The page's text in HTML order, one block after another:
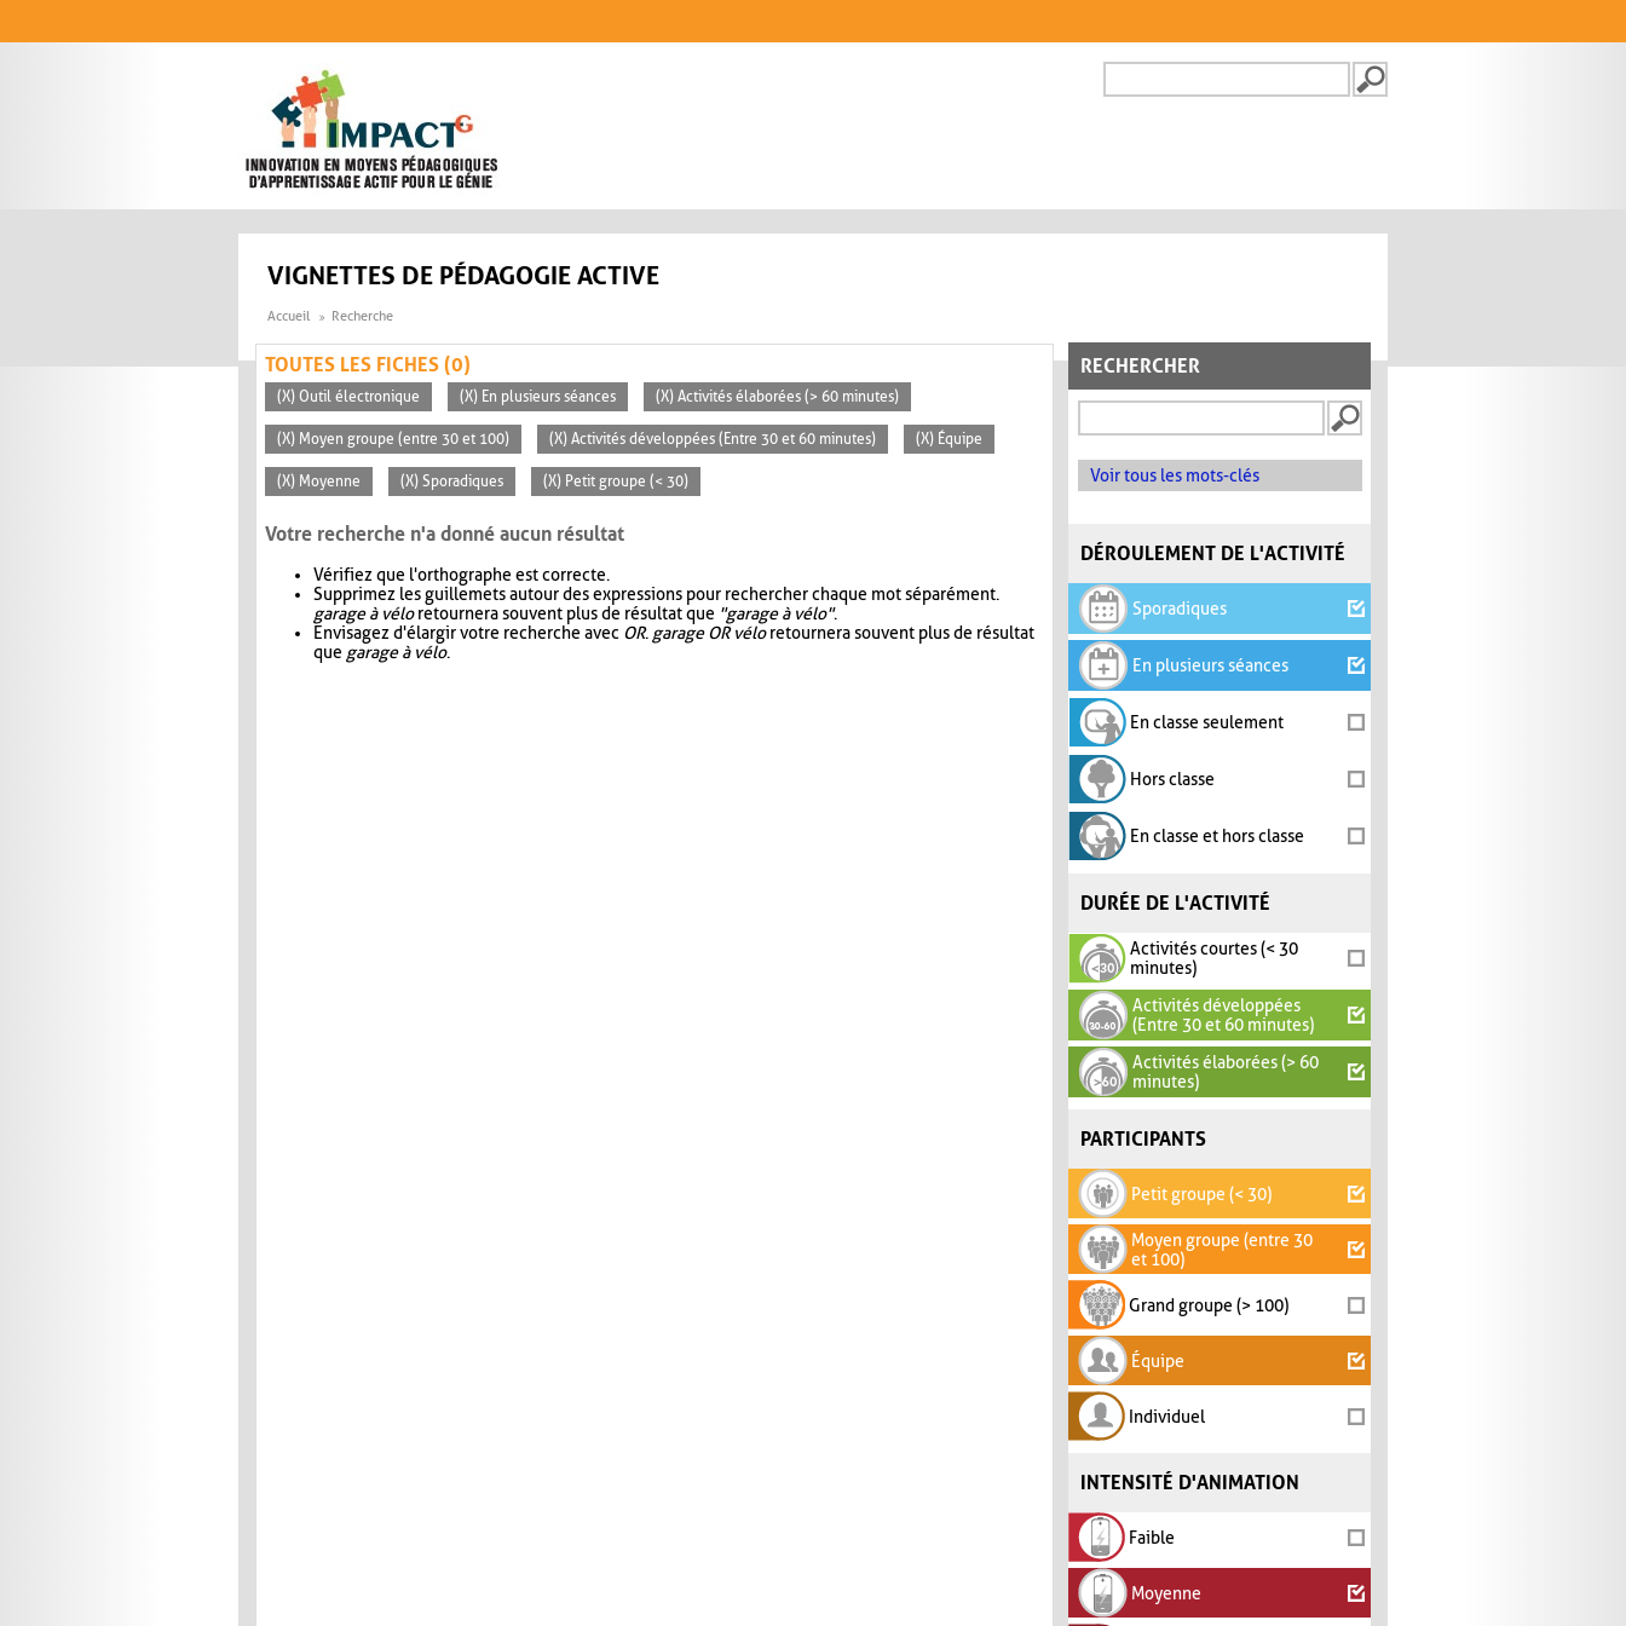
FORMULAIRE DE
VIGNETTES DE PÉDAGOGIE ACTIVE
Accueil Recherche
RECHERCHER
Voir tous les mots-clés
DÉROULEMENT DE L'ACTIVITÉ
Sporadiques
En plusieurs séances
En classe seulement
Hors classe
En classe et hors classe
DURÉE DE L'ACTIVITÉ
Activités courtes (< 30
minutes)
Activités développées
(Entre 30 et 60 minutes)
Activités élaborées (> 60
minutes)
PARTICIPANTS
Petit groupe (< 30)
Moyen groupe (entre 30
et 100)
Grand groupe (> 100)
Équipe
Individuel
INTENSITÉ D'ANIMATION
Faible
Moyenne
TOUTES LES FICHES (0)
(X) Outil électronique (X) En plusieurs séances (X) Activités élaborées (> 60 minutes)
(X) Moyen groupe (entre 30 et 100) (X) Activités développées (Entre 30 et 60 minutes) (X) Équipe
(X) Moyenne (X) Sporadiques (X) Petit groupe (< 30)
Votre recherche n'a donné aucun résultat
Vérifiez que l'orthographe est correcte.
Supprimez les guillemets autour des expressions pour rechercher chaque mot séparément.
garage à véloretournera souvent plus de résultat que "garage à vélo".
Envisagez d'élargir votre recherche avec OR. garage OR véloretournera souvent plus de résultat
que garage à vélo.